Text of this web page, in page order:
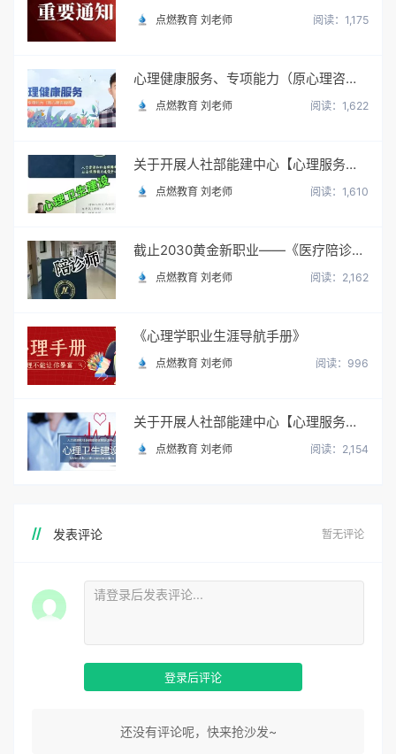
点燃教育 刘老师 阅读：1,175
心理健康服务、专项能力（原心理咨询师）
点燃教育 刘老师 阅读：1,622
关于开展人社部能建中心【心理服务顾问】职业培训与考试
点燃教育 刘老师 阅读：1,610
截止2030黄金新职业——《医疗陪诊顾问》陪诊师
点燃教育 刘老师 阅读：2,162
《心理学职业生涯导航手册》
点燃教育 刘老师 阅读：996
关于开展人社部能建中心【心理服务顾问】职业培训与考试
点燃教育 刘老师 阅读：2,154
发表评论 暂无评论
登录后评论
还没有评论呢，快来抢沙发~